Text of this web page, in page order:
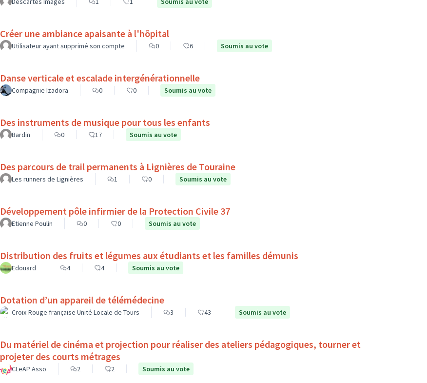
Créer une ambiance apaisante à l'hôpital
Utilisateur ayant supprimé son compte 0 6 Soumis au vote
Danse verticale et escalade intergénérationnelle
Compagnie Izadora 0 0 Soumis au vote
Des instruments de musique pour tous les enfants
Bardin 0 17 Soumis au vote
Des parcours de trail permanents à Lignières de Touraine
Les runners de Lignières 1 0 Soumis au vote
Développement pôle infirmier de la Protection Civile 37
Etienne Poulin 0 0 Soumis au vote
Distribution des fruits et légumes aux étudiants et les familles démunis
Edouard 4 4 Soumis au vote
Dotation d’un appareil de télémédecine
Croix-Rouge française Unité Locale de Tours 3 43 Soumis au vote
Du matériel de cinéma et projection pour réaliser des ateliers pédagogiques, tourner et
projeter des courts métrages
CLeAP Asso 2 2 Soumis au vote